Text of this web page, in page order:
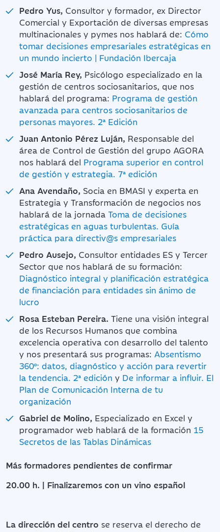
Pedro Yus, Consultor y formador, ex Director
Comercial y Exportación de diversas empresas
multinacionales y pymes nos hablará de: Cómo
tomar decisiones empresariales estratégicas en
un mundo incierto | Fundación Ibercaja
José María Rey, Psicólogo especializado en la
gestión de centros sociosanitarios, que nos
hablará del programa: Programa de gestión
avanzada para centros sociosanitarios de
personas mayores. 2ª Edición
Juan Antonio Pérez Luján, Responsable del
área de Control de Gestión del grupo AGORA
nos hablará del Programa superior en control
de gestión y estrategia. 7ª edición
Ana Avendaño, Socia en BMASI y experta en
Estrategia y Transformación de negocios nos
hablará de la jornada Toma de decisiones
estratégicas en aguas turbulentas. Guía
práctica para directiv@s empresariales
Pedro Ausejo, Consultor entidades ES y Tercer
Sector que nos hablará de su formación:
Diagnóstico integral y planificación estratégica
de financiación para entidades sin ánimo de
lucro
Rosa Esteban Pereira. Tiene una visión integral
de los Recursos Humanos que combina
excelencia operativa con desarrollo del talento
y nos presentará sus programas: Absentismo
360º: datos, diagnóstico y acción para revertir
la tendencia. 2ª edición y De informar a influir. El
Plan de Comunicación Interna de tu
organización
Gabriel de Molino, Especializado en Excel y
programador web hablará de la formación 15
Secretos de las Tablas Dinámicas
Más formadores pendientes de confirmar
20.00 h. | Finalizaremos con un vino español
La dirección del centro se reserva el derecho de